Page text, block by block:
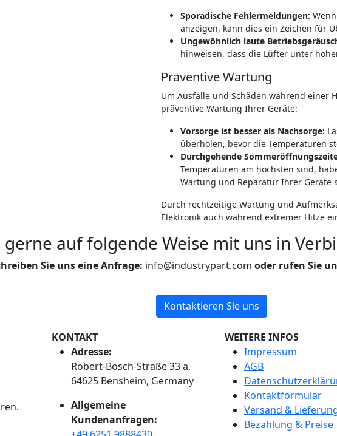
Sporadische Fehlermeldungen:
anzeigen, kann dies ein Zeichen für
Ungewöhnlich laute
hinweisen, dass die Lüfter unter
Präventive Wartung
Um Ausfälle und Schäden während einer
präventive Wartung Ihrer Geräte:
Vorsorge ist besser als Nachsorge:
überholen, bevor die Temperaturen
Durchgehende
Temperaturen am höchsten sind,
Wartung und Reparatur Ihrer Geräte
Durch rechtzeitige Wartung und
Elektronik auch während extremer Hitze
gerne auf folgende Weise mit uns in
Sie uns eine Anfrage: info@industrypart.com oder rufen Sie
Kontaktieren Sie uns
KONTAKT
Adresse:
Robert-Bosch-Straße 33 a,
64625 Bensheim, Germany
Allgemeine
Kundenanfragen:
WEITERE INFOS
Impressum
AGB
Kontaktformular
Versand &
Bezahlung & Preise